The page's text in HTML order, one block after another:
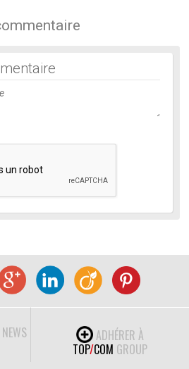
NEWS
ADHÉRER À
TOP/COM GROUP